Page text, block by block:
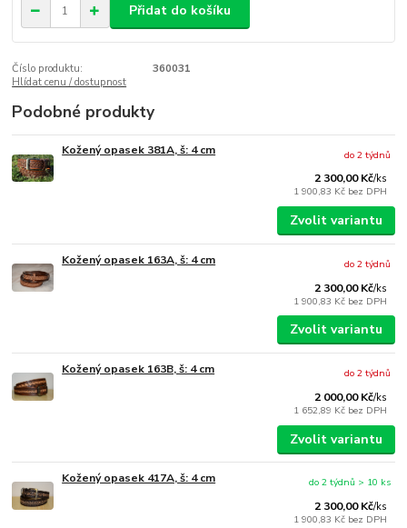
Přidat do košíku
Číslo produktu:
360031
Hlídat cenu / dostupnost
Podobné produkty
Kožený opasek 381A, š: 4 cm
2 300,00 Kč/ks
1 900,83 Kč bez DPH
do 2 týdnů
Zvolit variantu
Kožený opasek 163A, š: 4 cm
2 300,00 Kč/ks
1 900,83 Kč bez DPH
do 2 týdnů
Zvolit variantu
Kožený opasek 163B, š: 4 cm
2 000,00 Kč/ks
1 652,89 Kč bez DPH
do 2 týdnů
Zvolit variantu
Kožený opasek 417A, š: 4 cm
2 300,00 Kč/ks
1 900,83 Kč bez DPH
do 2 týdnů > 10 ks